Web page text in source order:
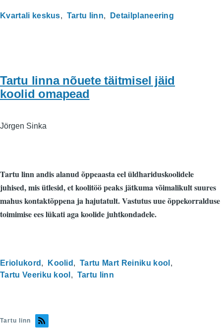
Kvartali keskus Tartu linn Detailplaneering
Tartu linna nõuete täitmisel jäid
koolid omapead
Jörgen Sinka
Tartu linn andis alanud õppeaasta eel üldhariduskoolidele
juhised, mis ütlesid, et koolitöö peaks jätkuma võimalikult suures
mahus kontaktõppena ja hajutatult. Vastutus uue õppekorralduse
toimimise ees lükati aga koolide juhtkondadele.
Eriolukord Koolid
Tartu Mart Reiniku kool
Tartu Veeriku kool
Tartu linn
Tartu linn